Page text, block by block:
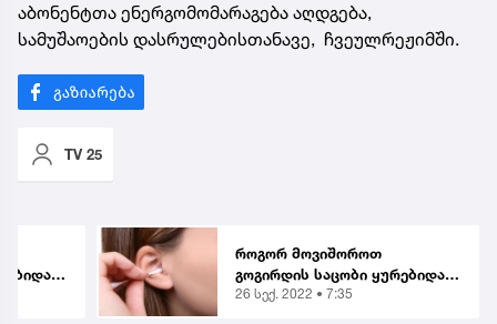
აბონენტთა ენერგომომარაგება აღდგება,
სამუშაოების დასრულებისთანავე, ჩვეულრეჟიმში.
TV 25
როგორ მოვიშოროთ
გოგირდის საცობი ყურებიდან
სახლის პირობებში? - 3
26 სექ. 2022 • 7:35